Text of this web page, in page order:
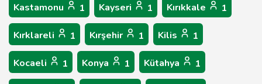
Kastamonu 1 Kayseri 1 Kırıkkale 1
Kırklareli 1 Kırşehir 1 Kilis 1
Kocaeli 1 Konya 1 Kütahya 1